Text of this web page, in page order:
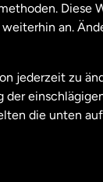
Diese
an.
jederzeit zu
der
die unten